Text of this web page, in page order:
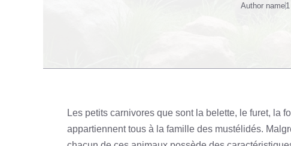
Author name
Les petits carnivores que sont la belette, le furet, la
appartiennent tous à la famille des mustélidés.